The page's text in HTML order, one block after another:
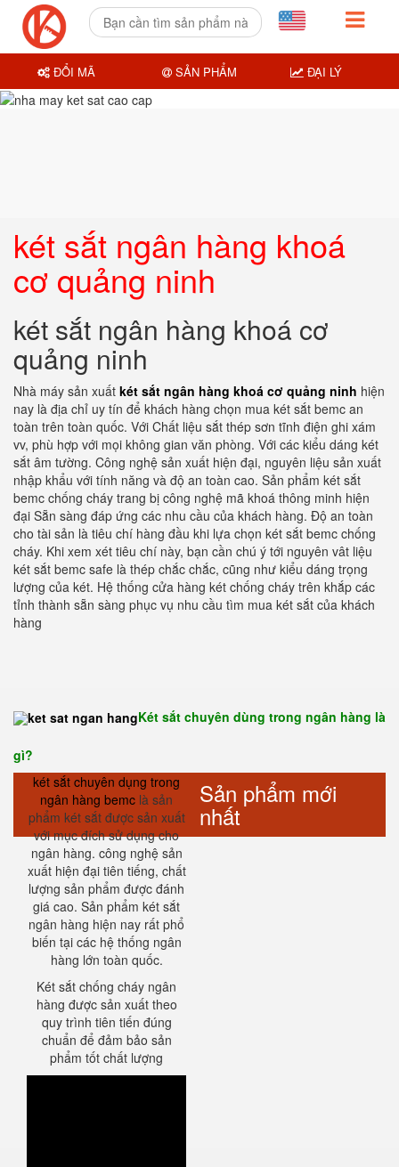
két sắt ngân hàng khoá
cơ quảng ninh
két sắt ngân hàng khoá cơ
quảng ninh
Nhà máy sản xuất két sắt ngân hàng khoá cơ quảng ninh hiện
nay là địa chỉ uy tín để khách hàng chọn mua két sắt bemc an
toàn trên toàn quốc. Với Chất liệu sắt thép sơn tĩnh điện ghi xám
vv, phù hợp với mọi không gian văn phòng. Với các kiểu dáng két
sắt âm tường. Công nghệ sản xuất hiện đại, nguyên liệu sản xuất
nhập khẩu với tính năng và độ an toàn cao. Sản phẩm két sắt
bemc chống cháy trang bị công nghệ mã khoá thông minh hiện
đại Sẵn sàng đáp ứng các nhu cầu của khách hàng. Độ an toàn
cho tài sản là tiêu chí hàng đầu khi lựa chọn két sắt bemc chống
cháy. Khi xem xét tiêu chí này, bạn cần chú ý tới nguyên vât liệu
két sắt bemc safe là thép chắc chắc, cũng như kiểu dáng trọng
lượng của két. Hệ thống cửa hàng két chống cháy trên khắp các
tỉnh thành sẵn sàng phục vụ nhu cầu tìm mua két sắt của khách
hàng
Két sắt chuyên dùng trong ngân hàng là
gì?
két sắt chuyên dụng trong
ngân hàng bemc là sản
phẩm két sắt được sản xuất
với mục đích sử dụng cho
ngân hàng. công nghệ sản
xuất hiện đại tiên tiếng, chất
lượng sản phẩm được đánh
giá cao. Sản phẩm két sắt
ngân hàng hiện nay rất phổ
biến tại các hệ thống ngân
hàng lớn toàn quốc.
Két sắt chống cháy ngân
hàng được sản xuất theo
quy trình tiên tiến đúng
chuẩn để đảm bảo sản
phẩm tốt chất lượng
Sản phẩm mới
nhất
ĐỔI MÃ SẢN PHẨM ĐẠI LÝ